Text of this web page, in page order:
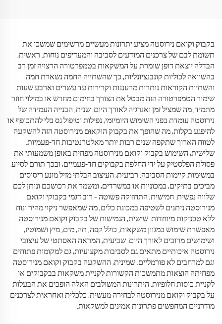
בקבוק וקואם נירוסטה מציע יתרונות מעשיים מרשימים שמשכו את
תשומת לבם של צרכנים המודעים לסביבה והמעדיפים נוחות. ראשית,
הבדלה יוצאת דופן שומרת על המשקאות בטמפרטורה הרצויה זמן רב
בהשוואה לכוליות קונבנציונליות, כך שהשתייה החמה נשארת חמה
והשתיות הקוראות נותרות מרעננות וקרירות עד עשרים וארבע שעות.
שימור הטמפרטורה הזה מבטל את הצורך בחימום מחדש או במילוי חוזר
מתמיד, מה שמציל זמן ואנרגיה לאורך היום. שנית, הבנייה העמידה של
נירוסטה עומדת בפני השימוש היומיומי, נפילות וטיפול גס בלי להתכופף או
להיפגע בקלות, מה שהופך את בקבוק הוּקאוּם מנירוסטה הזה להשקעה
לטווח הארוך שתקפה שנים רבות יותר מאלטרנטיבות חד-פעמיות.
שלישית, השימוש בקבוק וקואם מנירוסטה מפחית באופן משמעותי את
פסולת הפלסטיק על ידי החלפת בקבוקים חד-פעמיים, ובכך תורם לסיוע
במשימות קיימות הסביבה. רביעית, העיצוב הבלתי מזיל מונע ריסוסים
מביכים בתיקים, במכוניות או במשרדים, ומשמר את רכושכם ונותן לכם
שלווה נפשית. חמישית, התחזוקה פשוטה – רוב דגמי בקבוקי וקואם
מנירוסטה ניתנים לשטיפה במכונת כלים, מה שמאפשר ניקוי מהיר ונוח
ללא טכניקות מיוחדות. שישית, הגמישות של בקבוק וקואם מנירוסטה
מאפשרת שימוש במגוון משקאות, כולל קפה, תה, מים, מיץ ושמוטיז,
ושימושים מרובים לאורך היום. שביעית, המראה האסתטי של עיצובי
נירוסטה איכותיים מתאים גם לסביבות מקצועיות, גם למקומות פתוחים
וגם למרחבים לא פורמליים. שמינית, ההשקעה בקבוק וקואם מנירוסטה
מפחיתה הוצאות מתמשכות הקשורות לקניית משקאות בבקבוקים או
לקניית כוסות חלופיות. היתרונות המשולבים האלה הופכים את הבעלות
על בקבוק וקואם מנירוסטה לבחירה מעשית, כלכלית ואחראית לצרכנים
מודרניים המחפשים פתרונות אמינים למשקאות.